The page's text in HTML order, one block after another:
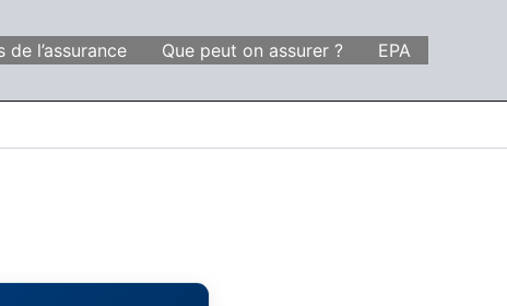
de l’assurance Que peut on assurer ? EPA